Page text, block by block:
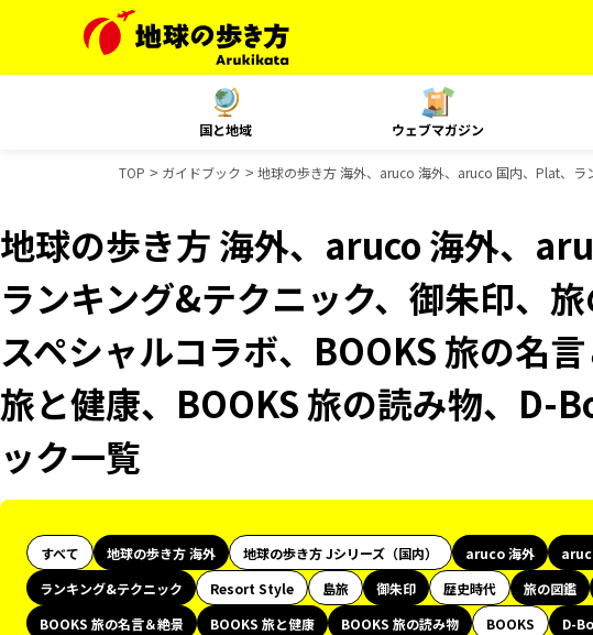
国と地域 ウェブマガジン
TOP ガイドブック 地球の歩き方 海外、aruco 海外、aruco 国内、Plat、ラ
地球の歩き方 海外、aruco 海外、
ランキング&テクニック、御朱印、
スペシャルコラボ、BOOKS 旅の名
旅と健康、BOOKS 旅の読み物、D-
ック一覧
すべて 地球の歩き方 海外 地球の歩き方 Jシリーズ（国内） aruco 海外
ランキング&テクニック
Resort Style 島旅 御朱印 歴史時代 旅の図鑑
BOOKS 旅の名言＆絶景
BOOKS 旅と健康 BOOKS 旅の読み物 BOOKS
D-